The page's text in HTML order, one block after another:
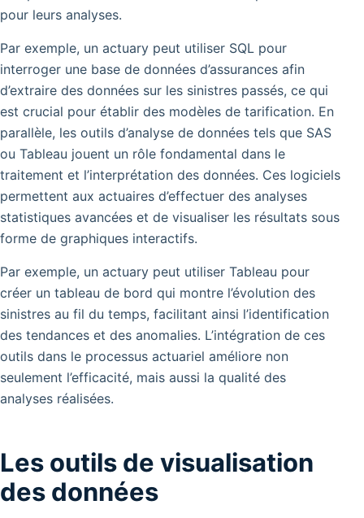
pour leurs analyses.
Par exemple, un actuary peut utiliser SQL pour
interroger une base de données d’assurances afin
d’extraire des données sur les sinistres passés, ce qui
est crucial pour établir des modèles de tarification. En
parallèle, les outils d’analyse de données tels que SAS
ou Tableau jouent un rôle fondamental dans le
traitement et l’interprétation des données. Ces logiciels
permettent aux actuaires d’effectuer des analyses
statistiques avancées et de visualiser les résultats sous
forme de graphiques interactifs.
Par exemple, un actuary peut utiliser Tableau pour
créer un tableau de bord qui montre l’évolution des
sinistres au fil du temps, facilitant ainsi l’identification
des tendances et des anomalies. L’intégration de ces
outils dans le processus actuariel améliore non
seulement l’efficacité, mais aussi la qualité des
analyses réalisées.
Les outils de visualisation
des données